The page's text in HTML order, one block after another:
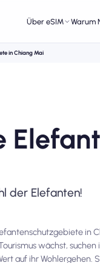
Über eSIM Warum
in Chiang Mai
der Elefanten!
in
wächst,
auf ihr Wohlergehen.